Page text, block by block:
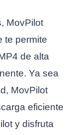
MovPilot
te permite
de alta
Ya sea
MovPilot
eficiente
y disfruta